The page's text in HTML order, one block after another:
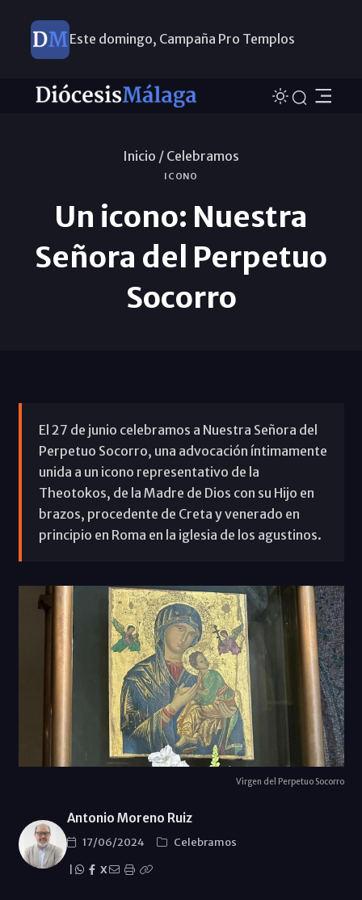
Este domingo, Campaña Pro Templos
Inicio / Celebramos
ICONO
Un icono: Nuestra
Señora del Perpetuo
Socorro
El 27 de junio celebramos a Nuestra Señora del
Perpetuo Socorro, una advocación íntimamente
unida a un icono representativo de la
Theotokos, de la Madre de Dios con su Hijo en
brazos, procedente de Creta y venerado en
principio en Roma en la iglesia de los agustinos.
Virgen del Perpetuo Socorro
Antonio Moreno Ruiz
17/06/2024
Celebramos
X